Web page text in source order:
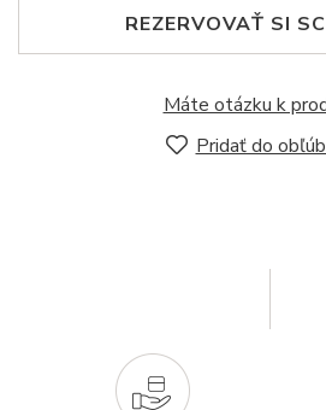
REZERVOVAŤ SI
Máte otázku k
Pridať do